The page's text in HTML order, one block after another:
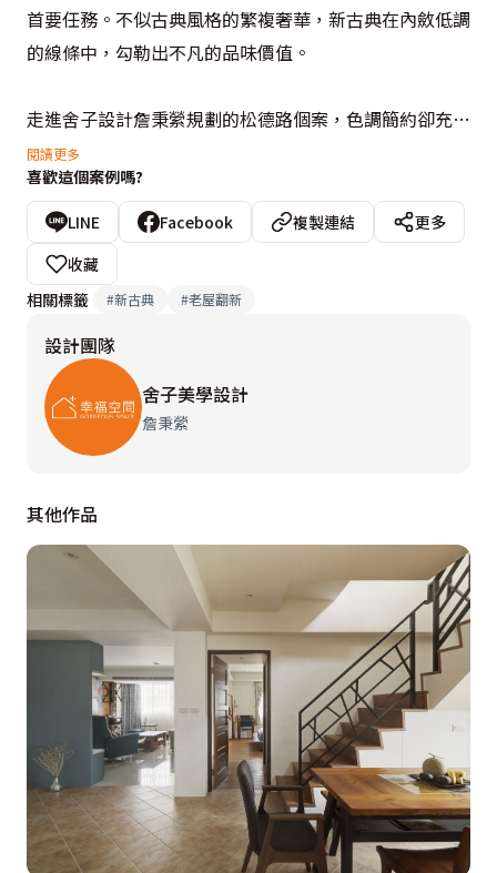
首要任務。不似古典風格的繁複奢華，新古典在內斂低調
的線條中，勾勒出不凡的品味價值。
走進舍子設計詹秉縈規劃的松德路個案，色調簡約卻充滿
華麗質感，入門端景處的金屬流水牆，下鋪洗石子台面，
在典雅的室內環境中，形塑自然悠閒氛圍，一入屋內，疲
憊感頓然消失。
客廳場域通透明亮，設計師以手工雕紋木地板呈現自然紋
視主牆，改以銀狐大理石牆面搭配黑色烤漆玻璃，落地窗
灑進的自然採光，在黑白簡約中營造大器質感，空間更顯
寬敞。
間，餐桌上方的切割明鏡燈飾，倒映出銀狐大理石桌面與
皮革餐桌椅的現代時尚，明鏡與不鏽鋼桌腳也相互呼應，
同時與一旁的白色備餐櫃，共築雅致美感；餐桌旁的木作
牆面，隱藏住客浴及孝親房，讓空間整齊劃一，大小不同
的切割面，活潑了單調木作。
同樣接續新古典韻味的主臥房，繃布床頭上方，以清雅壁
紙裝飾；為防開門見床頭的忌諱，設計師特別在旁以玻璃
圖騰作了隔屏，自然成為入口端景；清透材質持續在各空
間出現，鏡子與皮革的搭配，成了更衣室獨具特色的門
片，進入更衣室前的大片全身鏡，與四周櫃體讓鋪陳出饒
閱讀更多
喜歡這個案例嗎?
LINE Facebook 複製連結
更多
收藏
相關標籤
#新古典 #老屋翻新
設計團隊
舍子美學設計
詹秉縈
其他作品